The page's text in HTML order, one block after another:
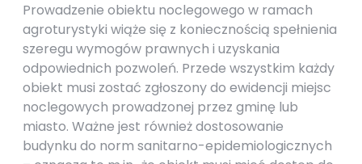
Prowadzenie obiektu noclegowego w ramach
agroturystyki wiąże się z koniecznością spełnienia
szeregu wymogów prawnych i uzyskania
odpowiednich pozwoleń. Przede wszystkim każdy
obiekt musi zostać zgłoszony do ewidencji miejsc
noclegowych prowadzonej przez gminę lub
miasto. Ważne jest również dostosowanie
budynku do norm sanitarno-epidemiologicznych